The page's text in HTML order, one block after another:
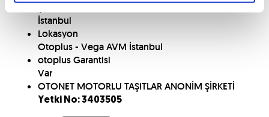
Şehir
İstanbul
Lokasyon
Otoplus - Vega AVM İstanbul
otoplus Garantisi
Var
OTONET MOTORLU TAŞITLAR ANONİM ŞİRKETİ
Yetki No: 3403505